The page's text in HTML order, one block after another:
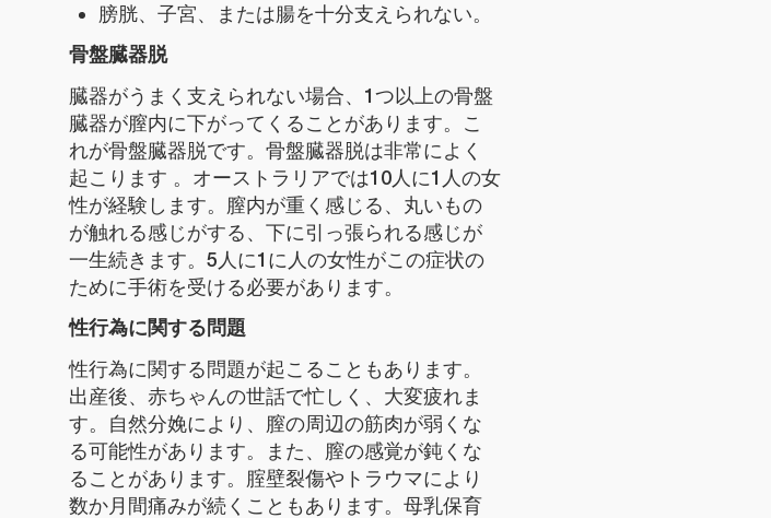
膀胱、子宮、または腸を十分支えられない。
骨盤臓器脱
臓器がうまく支えられない場合、1つ以上の骨盤
臓器が膣内に下がってくることがあります。こ
れが骨盤臓器脱です。骨盤臓器脱は非常によく
起こります 。オーストラリアでは10人に1人の女
性が経験します。膣内が重く感じる、丸いもの
が触れる感じがする、下に引っ張られる感じが
一生続きます。5人に1に人の女性がこの症状の
ために手術を受ける必要があります。
性行為に関する問題
性行為に関する問題が起こることもあります。
出産後、赤ちゃんの世話で忙しく、大変疲れま
す。自然分娩により、膣の周辺の筋肉が弱くな
る可能性があります。また、膣の感覚が鈍くな
ることがあります。腟壁裂傷やトラウマにより
数か月間痛みが続くこともあります。母乳保育